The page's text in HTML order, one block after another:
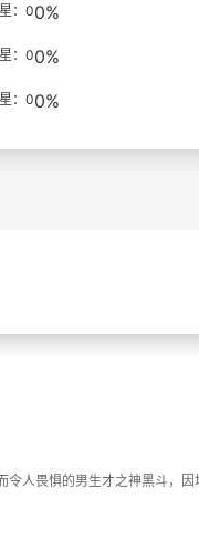
：00%
：00%
：00%
人畏惧的男生才之神黑斗，